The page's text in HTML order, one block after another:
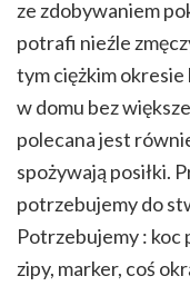
ze zdobywaniem
potrafi nieźle
tym ciężkim okresie
w domu bez
polecana jest
spożywają posiłki.
potrzebujemy do
Potrzebujemy : koc
zipy, marker, coś